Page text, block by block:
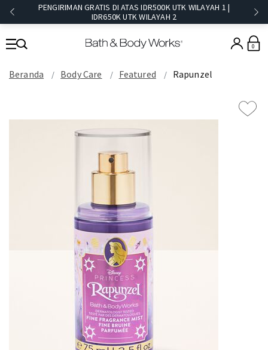
PENGIRIMAN GRATIS DI ATAS IDR500K UTK WILAYAH 1 |
IDR650K UTK WILAYAH 2​
0
Beranda Body Care Featured Rapunzel